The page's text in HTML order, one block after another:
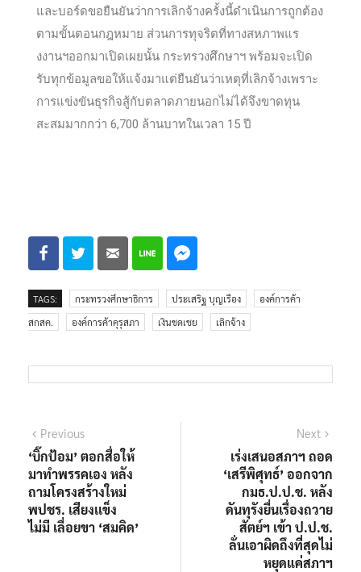
และบอร์ดขอยืนยันว่าการเลิกจ้างครั้งนี้ดำเนินการถูกต้อง
ตามขั้นตอนกฎหมาย ส่วนการทุจริตที่ทางสหภาพแร
งงานฯออกมาเปิดเผยนั้น กระทรวงศึกษาฯ พร้อมจะเปิด
รับทุกข้อมูลขอให้แจ้งมาแต่ยืนยันว่าเหตุที่เลิกจ้างเพราะ
การแข่งขันธุรกิจสู้กับตลาดภายนอกไม่ได้จึงขาดทุน
สะสมมากกว่า 6,700 ล้านบาทในเวลา 15 ปี
TAGS: กระทรวงศึกษาธิการ ประเสริฐ บุญเรือง
องค์การค้า
สกสค.
องค์การค้าคุรุสภา เงินชดเชย เลิกจ้าง
Previous
‘บิ๊กป้อม’ ตอกสื่อให้
มาทำพรรคเอง หลัง
ถามโครงสร้างใหม่
พปชร. เสียงเเข็ง
ไม่มี เลื่อยขา ‘สมคิด’
Next
เร่งเสนอสภาฯ ถอด
‘เสรีพิศุทธ์’ ออกจาก
กมธ.ป.ป.ช. หลัง
ดันทุรังยื่นเรื่องถวาย
สัตย์ฯ เข้า ป.ป.ช.
ลั่นเอาผิดถึงที่สุดไม่
หยุดแค่สภาฯ